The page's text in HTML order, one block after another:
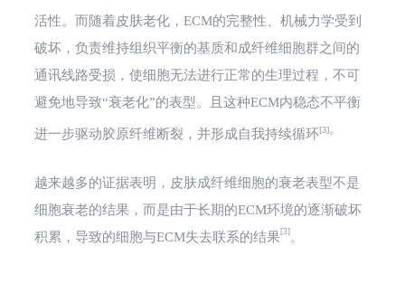
活性。而随着皮肤老化，ECM的完整性、机械力学受到
破坏，负责维持组织平衡的基质和成纤维细胞群之间的
通讯线路受损，使细胞无法进行正常的生理过程 ， 不可
避免地导致“衰老化”的表型。且 这种ECM内稳态不平衡
进一步驱动胶原纤维断裂，并形成自我持续循环[3]。
越来越多的证据表明，皮肤成纤维细胞的衰老表型不是
细胞衰老的结果，而是由于长期的ECM环境的逐渐破坏
积累，导致的细胞与ECM失去联系的结果 [3] 。